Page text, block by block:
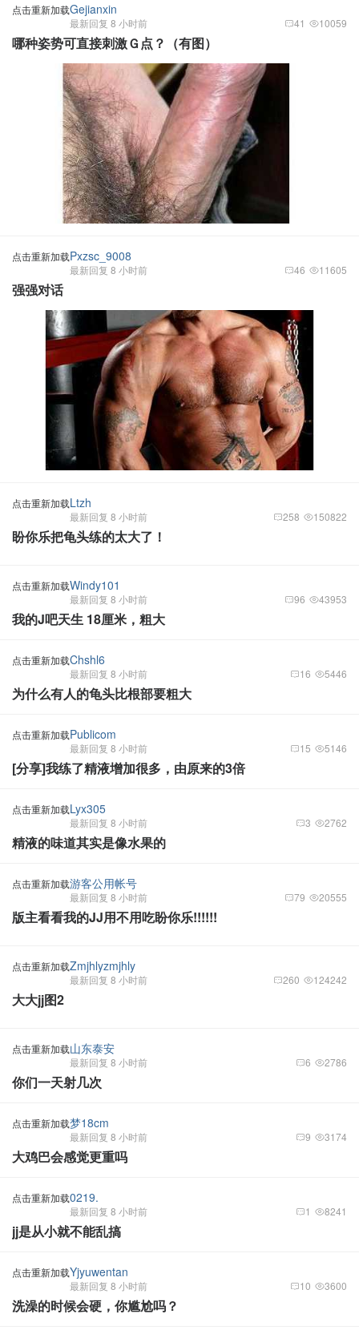
点击重新加载Gejianxin
最新回复 8 小时前 10059
41
哪种姿势可直接刺激Ｇ点？（有图）
点击重新加载Pxzsc_9008
最新回复 8 小时前 11605
46
强强对话
点击重新加载Ltzh
最新回复 8 小时前 150822
258
盼你乐把龟头练的太大了！
点击重新加载Windy101
最新回复 8 小时前 43953
96
我的J吧天生 18厘米，粗大
点击重新加载Chshl6
最新回复 8 小时前 5446
16
为什么有人的龟头比根部要粗大
点击重新加载Publicom
最新回复 8 小时前 5146
15
[分享]我练了精液增加很多，由原来的3倍
点击重新加载Lyx305
最新回复 8 小时前 2762
3
精液的味道其实是像水果的
点击重新加载游客公用帐号
最新回复 8 小时前 20555
79
版主看看我的JJ用不用吃盼你乐!!!!!!
点击重新加载Zmjhlyzmjhly
最新回复 8 小时前 124242
260
大大jj图2
点击重新加载山东泰安
最新回复 8 小时前 2786
6
你们一天射几次
点击重新加载梦18cm
最新回复 8 小时前 3174
9
大鸡巴会感觉更重吗
点击重新加载0219.
最新回复 8 小时前 8241
1
jj是从小就不能乱搞
点击重新加载Yjyuwentan
最新回复 8 小时前 3600
10
洗澡的时候会硬，你尴尬吗？